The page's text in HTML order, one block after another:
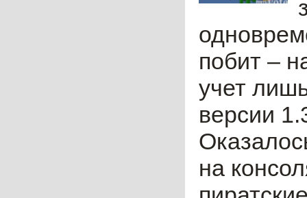
побит –
учет
версии
на